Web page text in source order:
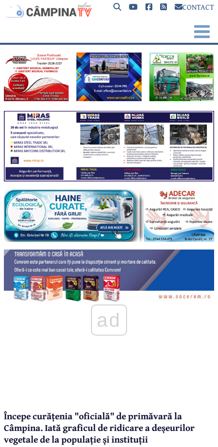
CONTACT
ad
Începe curățenia "oficială" de primăvară la
Câmpina. Iată graficul de ridicare a deșeurilor
vegetale de la populație și instituții